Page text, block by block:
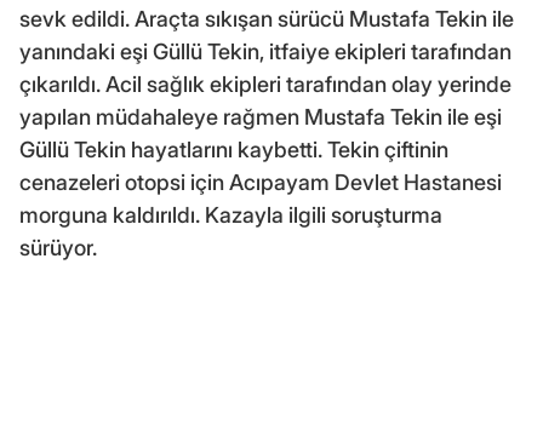
sevk edildi. Araçta sıkışan sürücü Mustafa Tekin ile
yanındaki eşi Güllü Tekin, itfaiye ekipleri tarafından
çıkarıldı. Acil sağlık ekipleri tarafından olay yerinde
yapılan müdahaleye rağmen Mustafa Tekin ile eşi
Güllü Tekin hayatlarını kaybetti. Tekin çiftinin
cenazeleri otopsi için Acıpayam Devlet Hastanesi
morguna kaldırıldı. Kazayla ilgili soruşturma
sürüyor.